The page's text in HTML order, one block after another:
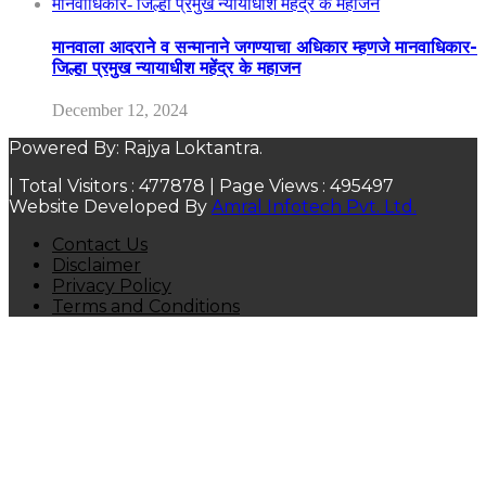
मानवाला आदराने व सन्मानाने जगण्याचा अधिकार म्हणजे मानवाधिकार-
जिल्हा प्रमुख न्यायाधीश महेंद्र के महाजन
December 12, 2024
Powered By: Rajya Loktantra.
| Total Visitors : 477878 | Page Views : 495497
Website Developed By Amral Infotech Pvt. Ltd.
Contact Us
Disclaimer
Privacy Policy
Terms and Conditions